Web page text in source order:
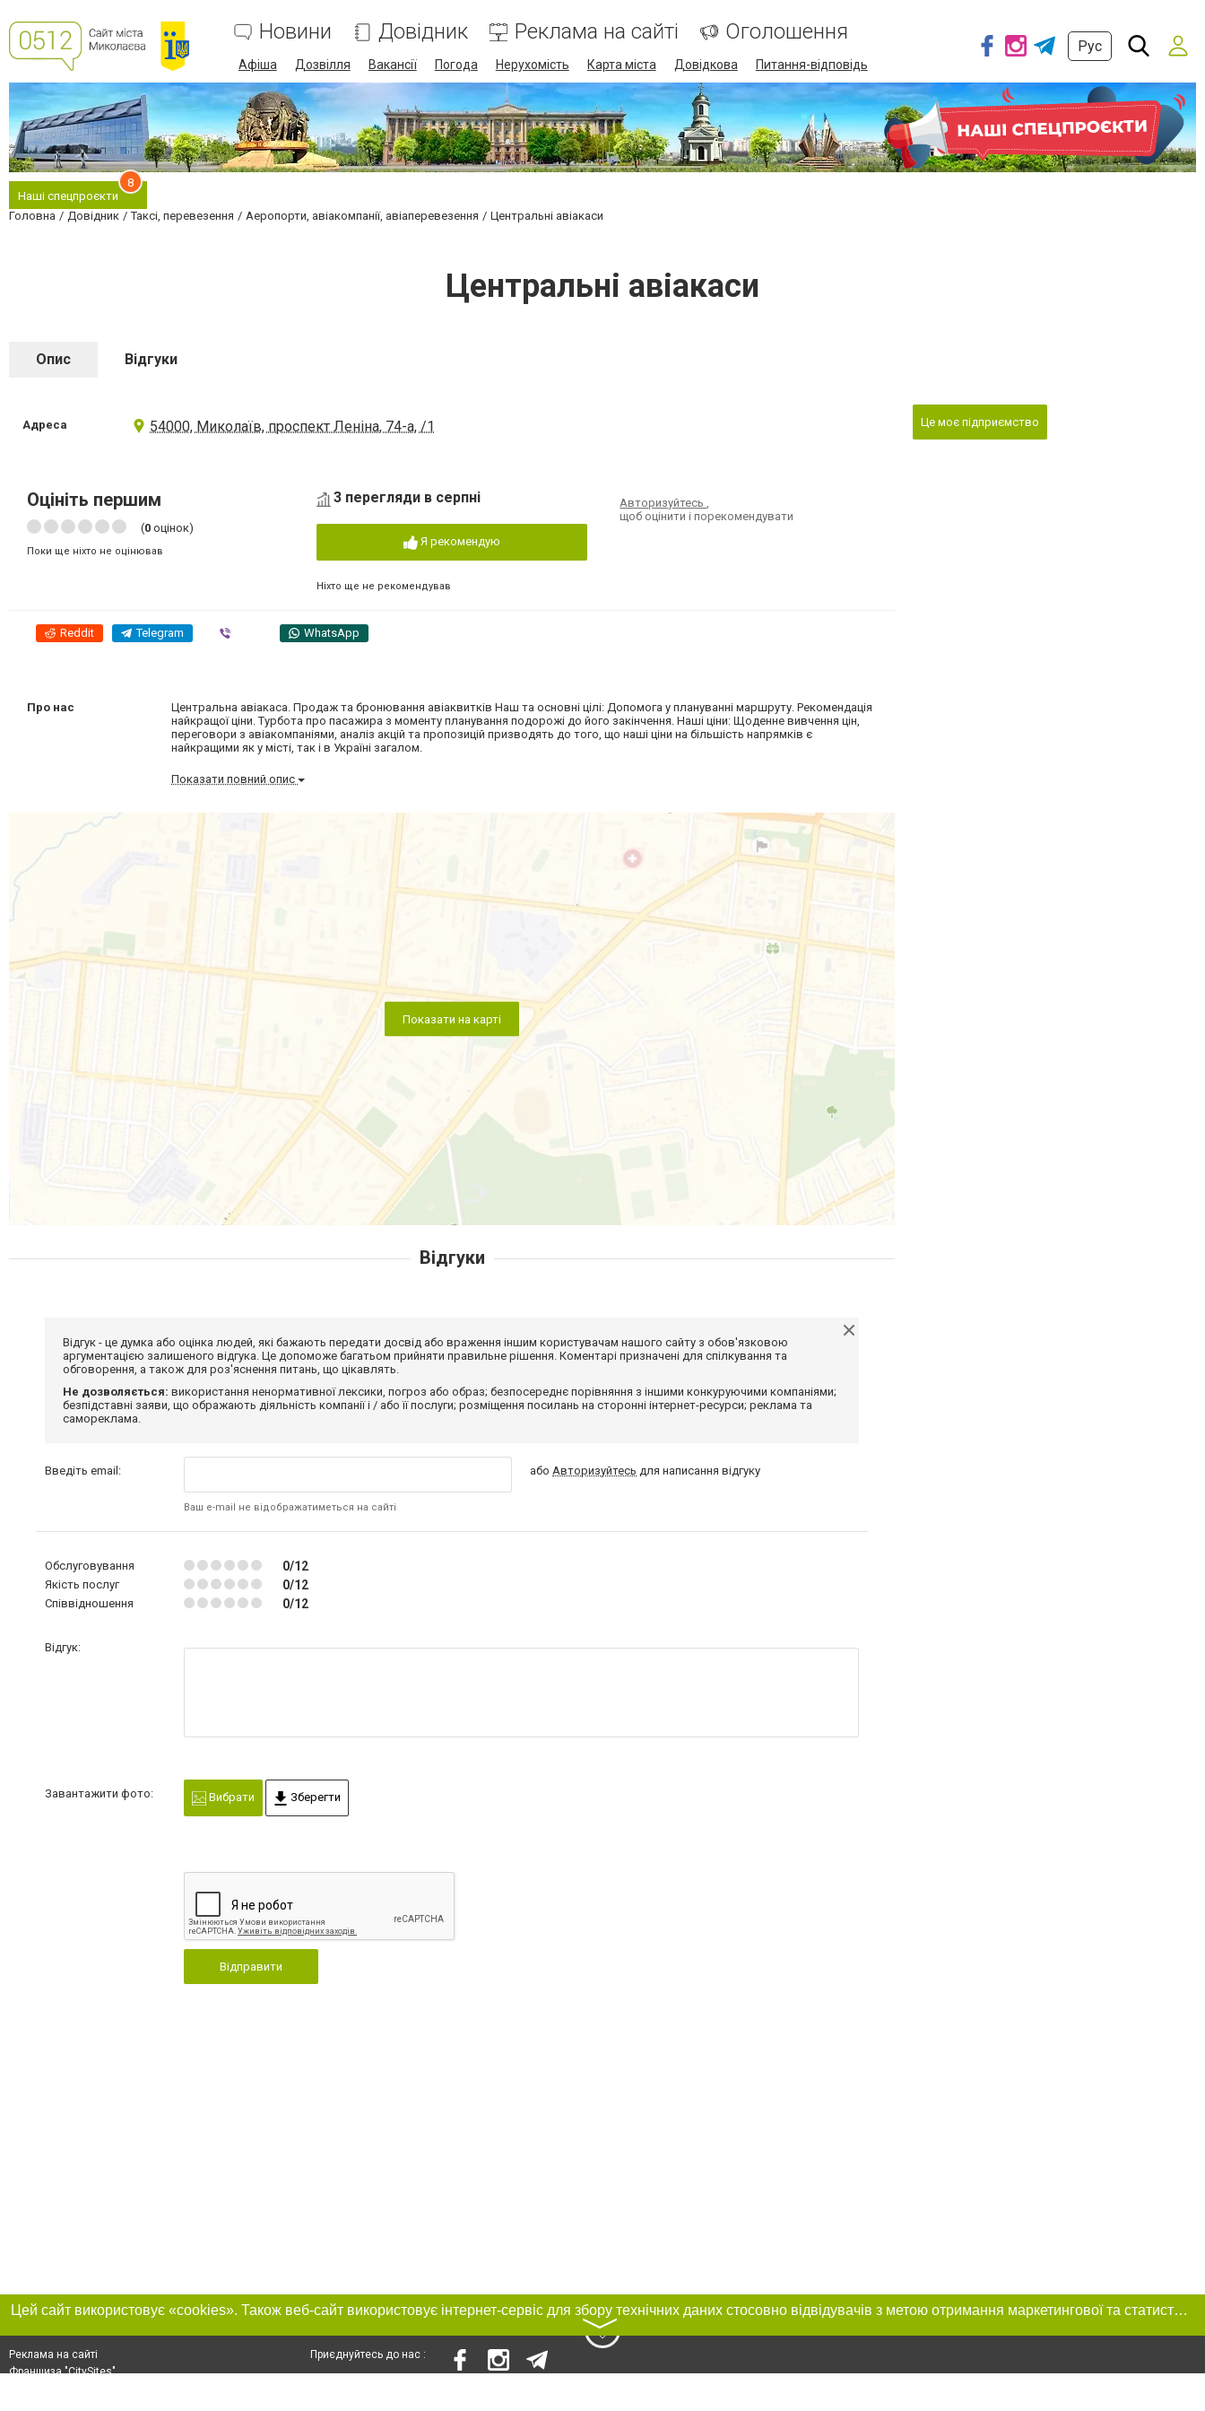
Новини Довідник Реклама на сайті Оголошення
Афіша Дозвілля Вакансії Погода Нерухомість Карта міста Довідкова Питання-відповідь
Рус
Наші спецпроєкти
8
Головна Довідник Таксі, перевезення Аеропорти, авіакомпанії, авіаперевезення Центральні авіакаси
Центральні авіакаси
Опис Відгуки
Адреса 54000, Миколаїв, проспект Леніна, 74-а, /1
Оцініть першим
(0 оцінок)
Поки ще ніхто не оцінював
3 перегляди в серпні
Я рекомендую
Ніхто ще не рекомендував
Авторизуйтесь,
щоб оцінити і порекомендувати
Reddit Telegram WhatsApp
Про нас
Центральна авіакаса. Продаж та бронювання авіаквитків Наш та основні цілі: Допомога у плануванні маршруту. Рекомендація
найкращої ціни. Турбота про пасажира з моменту планування подорожі до його закінчення. Наші ціни: Щоденне вивчення цін,
переговори з авіакомпаніями, аналіз акцій та пропозицій призводять до того, що наші ціни на більшість напрямків є
найкращими як у місті, так і в Україні загалом.
Показати повний опис
Показати на карті
Це моє підприємство
Відгуки
Відгук - це думка або оцінка людей, які бажають передати досвід або враження іншим користувачам нашого сайту з обов'язковою
аргументацією залишеного відгука. Це допоможе багатьом прийняти правильне рішення. Коментарі призначені для спілкування та
обговорення, а також для роз'яснення питань, що цікавлять.
Не дозволяється: використання ненормативної лексики, погроз або образ; безпосереднє порівняння з іншими конкуруючими компаніями;
безпідставні заяви, що ображають діяльність компанії і / або її послуги; розміщення посилань на сторонні інтернет-ресурси; реклама та
самореклама.
Введіть email:
Ваш e-mail не відображатиметься на сайті
абоАвторизуйтесь для написання відгуку
Обслуговування 0/12
Якість послуг 0/12
Співвідношення 0/12
Відгук:
Завантажити фото: Вибрати Зберегти
Відправити
Цей сайт використовує «cookies». Також веб-сайт використовує інтернет-сервіс для збору технічних даних стосовно відвідувачів з метою отримання маркетингової та статистичної інформації. Умови обробки даних відвідувачів сайту див.
〉
Реклама на сайті
Франшиза "CitySites"
Приєднуйтесь до нас :